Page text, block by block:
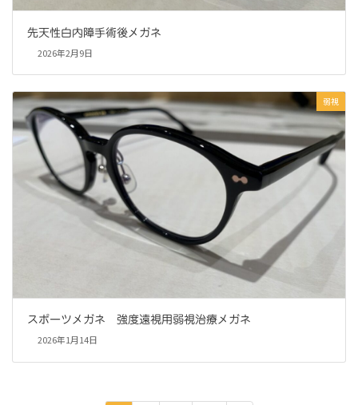
先天性白内障手術後メガネ
2026年2月9日
弱視
スポーツメガネ 強度遠視用弱視治療メガネ
2026年1月14日